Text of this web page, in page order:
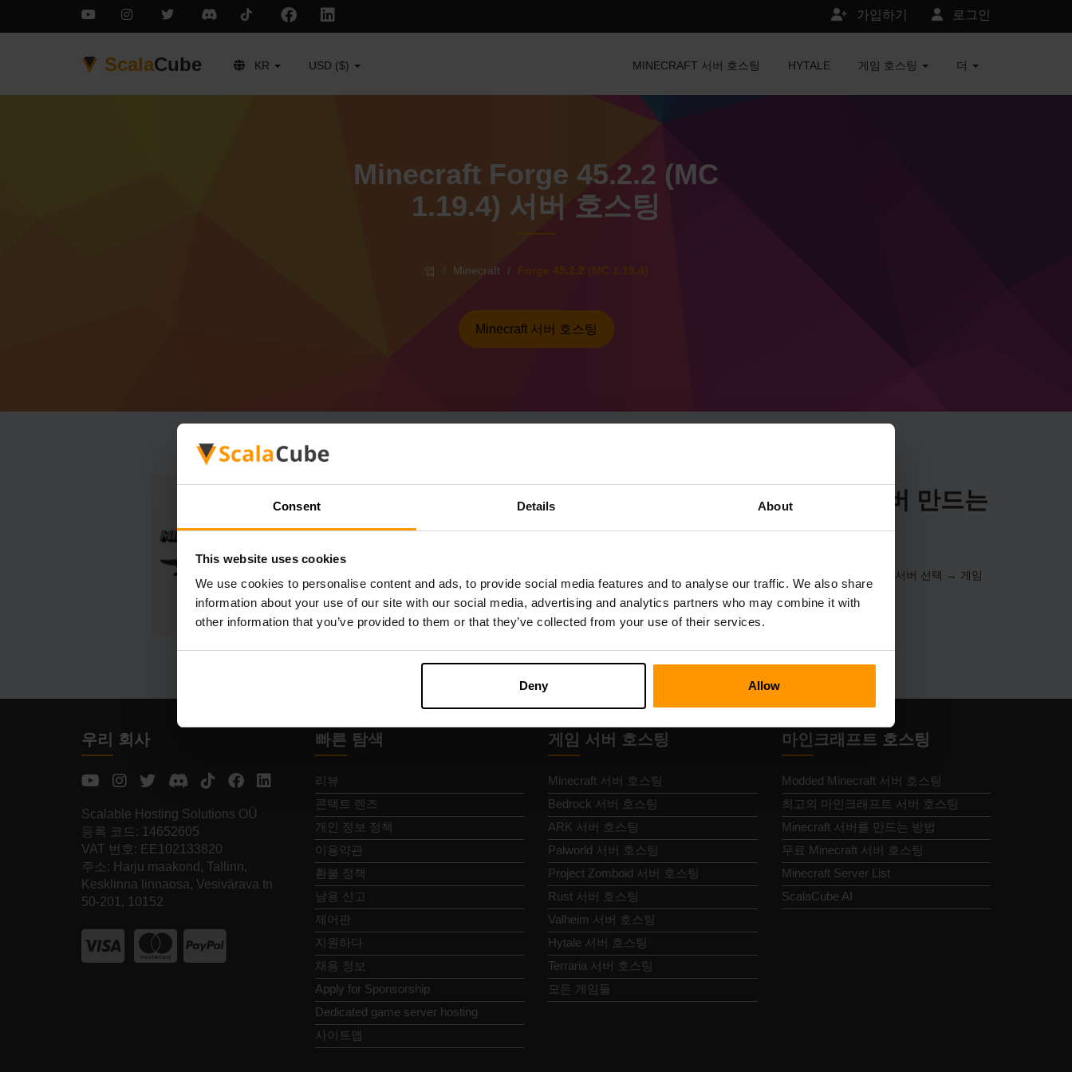
Consent Details About
This website uses cookies
We use cookies to personalise content and ads, to provide social media features and to analyse our traffic. We also share
information about your use of our site with our social media, advertising and analytics partners who may combine it with
other information that you’ve provided to them or that they’ve collected from your use of their services.
Deny Allow
로그인
가입하기
ScalaCube KR USD ($) MINECRAFT 서버 호스팅 HYTALE 게임 호스팅 더
Minecraft Forge 45.2.2 (MC
1.19.4) 서버 호스팅
앱 Minecraft Forge 45.2.2 (MC 1.19.4)
Minecraft 서버 호스팅
Minecraft Forge 45.2.2 (MC 1.19.4) 서버 만드는
방법
를 통해 a Forge 45.2.2 (MC 1.19.4) 서버를 설치합니다. (서버 → 서버 선택 → 게임
서버 → 게임 서버 추가 → Forge 45.2.2 (MC 1.19.4))
서버에서 즐겨보세요!
우리 회사
Scalable Hosting Solutions OÜ
등록 코드: 14652605
VAT 번호: EE102133820
주소: Harju maakond, Tallinn,
Kesklinna linnaosa, Vesivärava tn
50-201, 10152
빠른 탐색
리뷰
콘택트 렌즈
개인 정보 정책
이용약관
환불 정책
남용 신고
제어판
지원하다
채용 정보
Apply for Sponsorship
Dedicated game server hosting
사이트맵
게임 서버 호스팅
Minecraft 서버 호스팅
Bedrock 서버 호스팅
ARK 서버 호스팅
Palworld 서버 호스팅
Project Zomboid 서버 호스팅
Rust 서버 호스팅
Valheim 서버 호스팅
Hytale 서버 호스팅
Terraria 서버 호스팅
모든 게임들
마인크래프트 호스팅
Modded Minecraft 서버 호스팅
최고의 마인크래프트 서버 호스팅
Minecraft 서버를 만드는 방법
무료 Minecraft 서버 호스팅
Minecraft Server List
ScalaCube AI